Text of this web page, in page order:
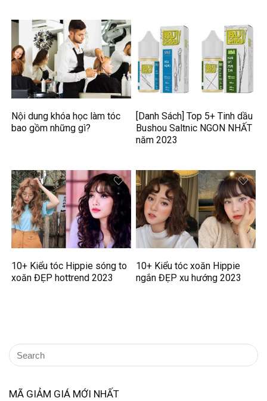
Nội dung khóa học làm tóc
bao gồm những gì?
[Danh Sách] Top 5+ Tinh dầu
Bushou Saltnic NGON NHẤT
năm 2023
10+ Kiểu tóc Hippie sóng to
xoăn ĐẸP hottrend 2023
10+ Kiểu tóc xoăn Hippie
ngắn ĐẸP xu hướng 2023
MÃ GIẢM GIÁ MỚI NHẤT